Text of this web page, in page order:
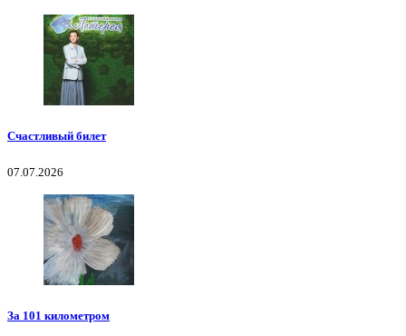
Счастливый билет
07.07.2026
За 101 километром